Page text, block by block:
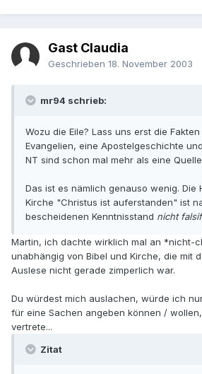
Gast Claudia
Geschrieben 18. November 2003
mr94 schrieb:
Wozu die Eile? Lass uns erst die
Evangelien, eine Apostelgeschichte
NT sind schon mal mehr als eine
Das ist es nämlich genauso wenig. Die
Kirche "Christus ist auferstanden" ist
bescheidenen Kenntnisstand nicht
Martin, ich dachte wirklich mal an *nicht-
unabhängig von Bibel und Kirche, die mit
Auslese nicht gerade zimperlich war.
Du würdest mich auslachen, würde ich
für eine Sachen angeben können /
vertrete...
Zitat